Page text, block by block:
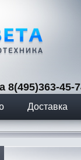
8(495)363-
Доставка